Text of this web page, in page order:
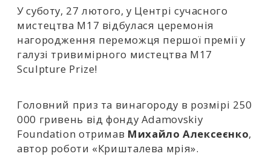
У суботу, 27 лютого, у Центрі сучасного
мистецтва М17 відбулася церемонія
нагородження переможця першої премії у
галузі тривимірного мистецтва M17
Sculpture Prize!
Головний приз та винагороду в розмірі 250
000 гривень від фонду Adamovskiy
Foundation отримав Михайло Алексеєнко,
автор роботи «Кришталева мрія».